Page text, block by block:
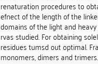
renaturation procedures to
efnect of the length of the
domains of the light and
rvas studied. For obtaining
residues tumsd out optimal.
monomers, dimers and